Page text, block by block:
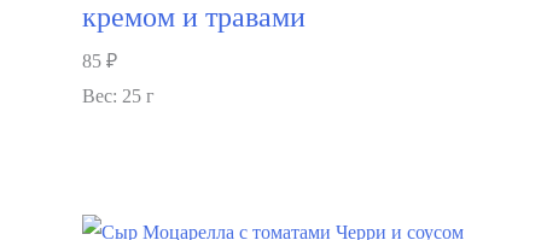
кремом и травами
85 ₽
Вес: 25 г